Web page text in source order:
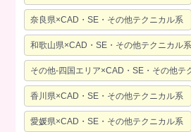
奈良県×CAD・SE・その他テクニカル系
和歌山県×CAD・SE・その他テクニカル系
その他-四国エリア×CAD・SE・その他テ
香川県×CAD・SE・その他テクニカル系
愛媛県×CAD・SE・その他テクニカル系